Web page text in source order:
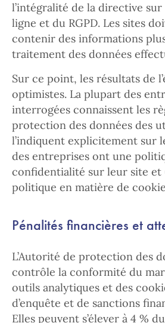
l’intégralité de la directive
ligne et du RGPD. Les sites
contenir des informations
traitement des données
Sur ce point, les résultats de
optimistes. La plupart des
interrogées connaissent les
protection des données des
l’indiquent explicitement sur
des entreprises ont une
confidentialité sur leur site et
politique en matière de
Pénalités financières et
L’Autorité de protection des
contrôle la conformité du
outils analytiques et des
d’enquête et de sanctions
Elles peuvent s’élever à 4 %